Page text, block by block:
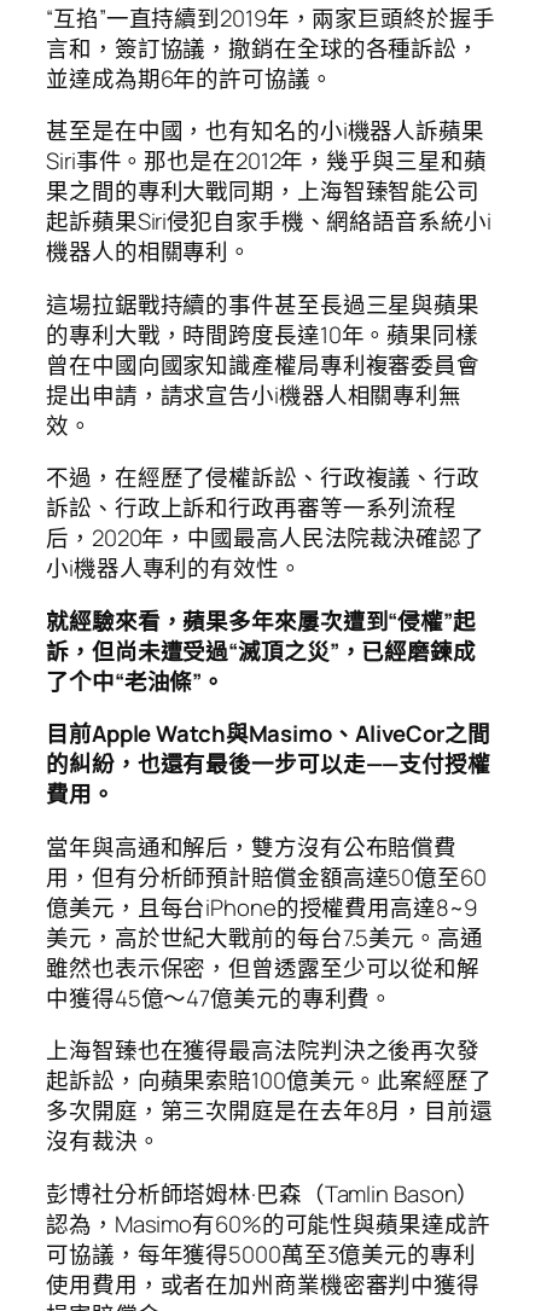
“互掐”一直持續到2019年，兩家巨頭終於握手
言和，簽訂協議，撤銷在全球的各種訴訟，
並達成為期6年的許可協議。
甚至是在中國，也有知名的小i機器人訴蘋果
Siri事件。那也是在2012年，幾乎與三星和蘋
果之間的專利大戰同期，上海智臻智能公司
起訴蘋果Siri侵犯自家手機、網絡語音系統小i
機器人的相關專利。
這場拉鋸戰持續的事件甚至長過三星與蘋果
的專利大戰，時間跨度長達10年。蘋果同樣
曾在中國向國家知識產權局專利複審委員會
提出申請，請求宣告小i機器人相關專利無
效。
不過，在經歷了侵權訴訟、行政複議、行政
訴訟、行政上訴和行政再審等一系列流程
后，2020年，中國最高人民法院裁決確認了
小i機器人專利的有效性。
就經驗來看，蘋果多年來屢次遭到“侵權”起
訴，但尚未遭受過“滅頂之災”，已經磨鍊成
了个中“老油條”。
目前Apple Watch與Masimo、AliveCor之間
的糾紛，也還有最後一步可以走——支付授權
費用。
當年與高通和解后，雙方沒有公布賠償費
用，但有分析師預計賠償金額高達50億至60
億美元，且每台iPhone的授權費用高達8~9
美元，高於世紀大戰前的每台7.5美元。高通
雖然也表示保密，但曾透露至少可以從和解
中獲得45億～47億美元的專利費。
上海智臻也在獲得最高法院判決之後再次發
起訴訟，向蘋果索賠100億美元。此案經歷了
多次開庭，第三次開庭是在去年8月，目前還
沒有裁決。
彭博社分析師塔姆林·巴森（Tamlin Bason）
認為，Masimo有60%的可能性與蘋果達成許
可協議，每年獲得5000萬至3億美元的專利
使用費用，或者在加州商業機密審判中獲得